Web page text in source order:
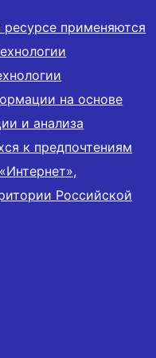
применяются
на основе
и анализа
к предпочтениям
Российской